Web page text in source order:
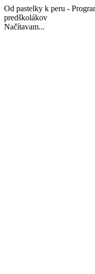
Od pastelky k peru -
predškolákov
Načítavam...